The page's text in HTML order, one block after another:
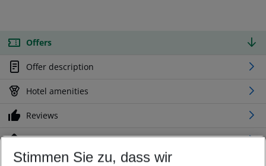
Offers
Offer description
Hotel amenities
Reviews
Location
Stimmen Sie zu, dass wir